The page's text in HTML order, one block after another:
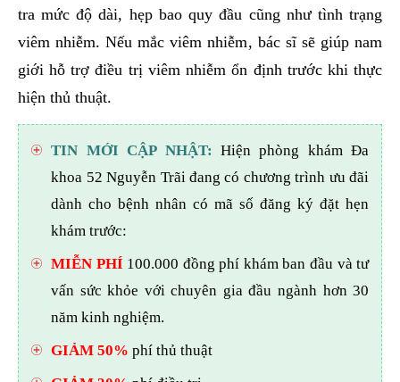
tra mức độ dài, hẹp bao quy đầu cũng như tình trạng
viêm nhiễm. Nếu mắc viêm nhiễm, bác sĩ sẽ giúp nam
giới hỗ trợ điều trị viêm nhiễm ổn định trước khi thực
hiện thủ thuật.
TIN MỚI CẬP NHẬT: Hiện phòng khám Đa
khoa 52 Nguyễn Trãi đang có chương trình ưu đãi
dành cho bệnh nhân có mã số đăng ký đặt hẹn
khám trước:
MIỄN PHÍ 100.000 đồng phí khám ban đầu và tư
vấn sức khỏe với chuyên gia đầu ngành hơn 30
năm kinh nghiệm.
GIẢM 50% phí thủ thuật